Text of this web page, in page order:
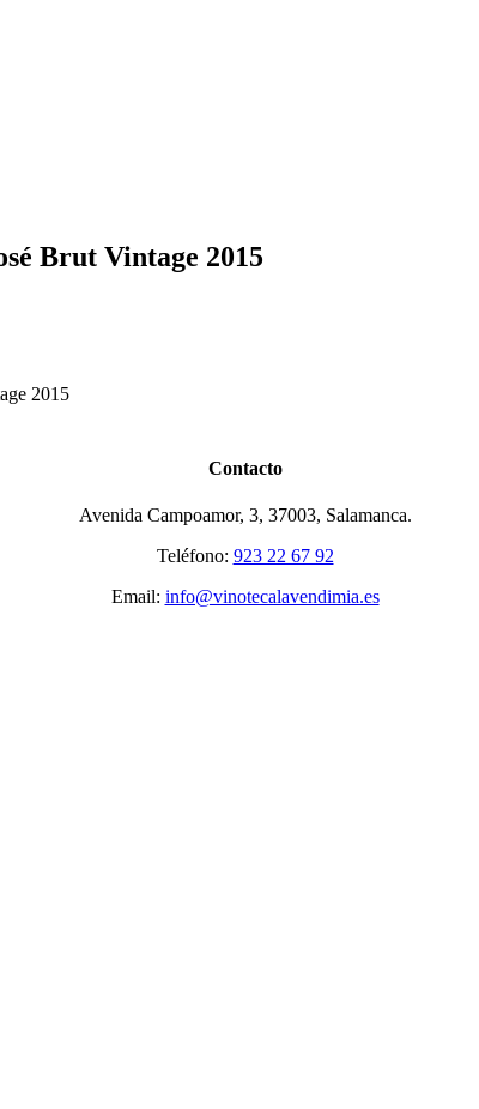
Brut Vintage 2015
2015
Contacto
Avenida Campoamor, 3, 37003, Salamanca.
Teléfono: 923 22 67 92
Email: info@vinotecalavendimia.es